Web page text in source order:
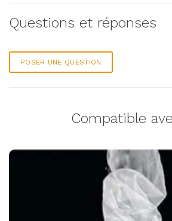
Questions et réponses
POSER UNE QUESTION
Compatible